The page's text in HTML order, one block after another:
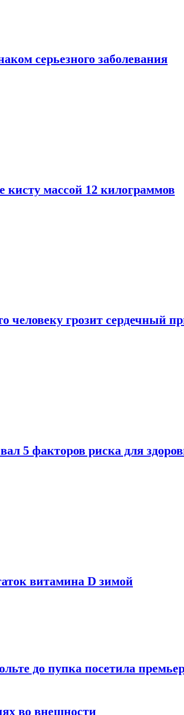
серьезного заболевания
кисту массой 12 килограммов
человеку грозит сердечный
5 факторов риска для
витамина D зимой
до пупка посетила
во внешности